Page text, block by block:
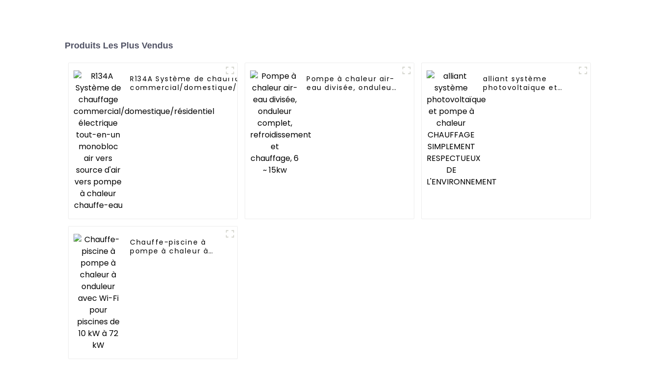
Produits Les Plus Vendus
R134A Système de chauffage
commercial/domestique/résidentiel
électrique tout-en-un monobloc air
vers source d'air vers pompe à
chaleur chauffe-eau
Pompe à chaleur air-
eau divisée, onduleur
alliant système
photovoltaïque et
pompe à chaleur
CHAUFFAGE
Chauffe-piscine à
pompe à chaleur à